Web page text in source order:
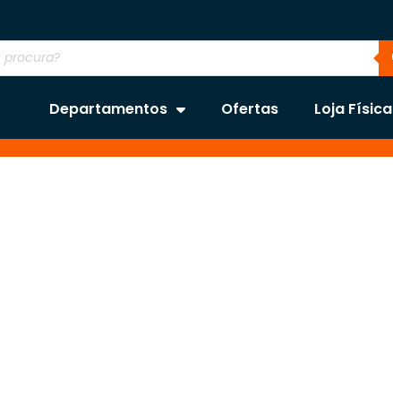
Departamentos Ofertas Loja Física